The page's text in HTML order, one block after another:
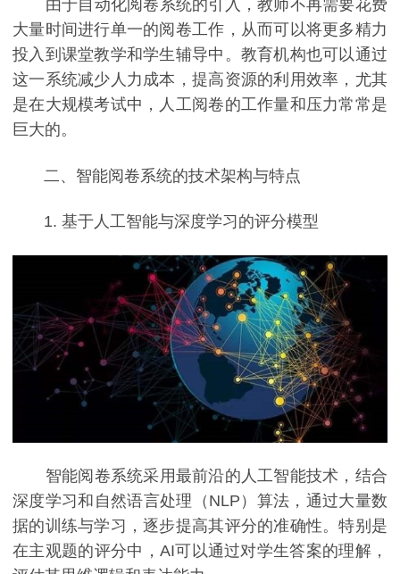
由于自动化阅卷系统的引入，教师不再需要花费
大量时间进行单一的阅卷工作，从而可以将更多精力
投入到课堂教学和学生辅导中。教育机构也可以通过
这一系统减少人力成本，提高资源的利用效率，尤其
是在大规模考试中，人工阅卷的工作量和压力常常是
巨大的。
二、智能阅卷系统的技术架构与特点
1. 基于人工智能与深度学习的评分模型
智能阅卷系统采用最前沿的人工智能技术，结合
深度学习和自然语言处理（NLP）算法，通过大量数
据的训练与学习，逐步提高其评分的准确性。特别是
在主观题的评分中，AI可以通过对学生答案的理解，